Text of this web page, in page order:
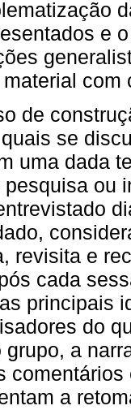
e
de
se
uma dada
ou
revisita e
cada
principais
do
a
a